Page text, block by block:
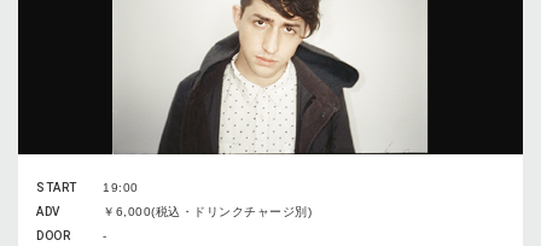
START
19:00
ADV
￥6,000(税込・ドリンクチャージ別)
DOOR
-